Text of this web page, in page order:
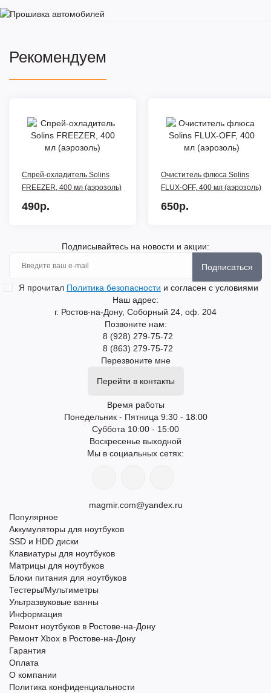
Рекомендуем
Спрей-охладитель Solins
FREEZER, 400 мл (аэрозоль)
490р.
Очиститель флюса Solins
FLUX-OFF, 400 мл (аэрозоль)
650р.
Подписывайтесь на новости и акции:
Подписаться
Я прочитал Политика безопасности и согласен с условиями
Наш адрес:
г. Ростов-на-Дону, Соборный 24, оф. 204
Позвоните нам:
8 (928) 279-75-72
8 (863) 279-75-72
Перезвоните мне
Перейти в контакты
Время работы
Понедельник - Пятница 9:30 - 18:00
Суббота 10:00 - 15:00
Воскресенье выходной
Мы в социальных сетях:
magmir.com@yandex.ru
Популярное
Аккумуляторы для ноутбуков
SSD и HDD диски
Клавиатуры для ноутбуков
Матрицы для ноутбуков
Блоки питания для ноутбуков
Тестеры/Мультиметры
Ультразвуковые ванны
Информация
Ремонт ноутбуков в Ростове-на-Дону
Ремонт Xbox в Ростове-на-Дону
Гарантия
Оплата
О компании
Политика конфиденциальности